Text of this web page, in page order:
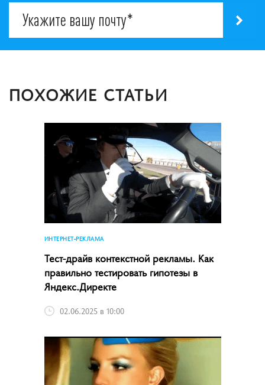
ПОХОЖИЕ СТАТЬИ
ИНТЕРНЕТ-РЕКЛАМА
Тест-драйв контекстной рекламы. Как
правильно тестировать гипотезы в
Яндекс.Директе
02.06.2025 в 10:00